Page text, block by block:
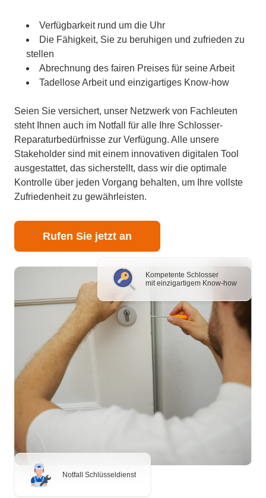
Kompetente Schlosser
mit einzigartigem Know-how
Notfall Schlüsseldienst
Verfügbarkeit rund um die Uhr
Die Fähigkeit, Sie zu beruhigen und zufrieden zu
stellen
Abrechnung des fairen Preises für seine Arbeit
Tadellose Arbeit und einzigartiges Know-how
Seien Sie versichert, unser Netzwerk von Fachleuten
steht Ihnen auch im Notfall für alle Ihre Schlosser-
Reparaturbedürfnisse zur Verfügung. Alle unsere
Stakeholder sind mit einem innovativen digitalen Tool
ausgestattet, das sicherstellt, dass wir die optimale
Kontrolle über jeden Vorgang behalten, um Ihre vollste
Zufriedenheit zu gewährleisten.
Rufen Sie jetzt an